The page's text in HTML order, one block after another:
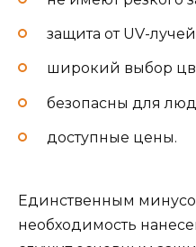
защита от UV-
широкий выбор
безопасны для
доступные цены.
Единственным
необходимость